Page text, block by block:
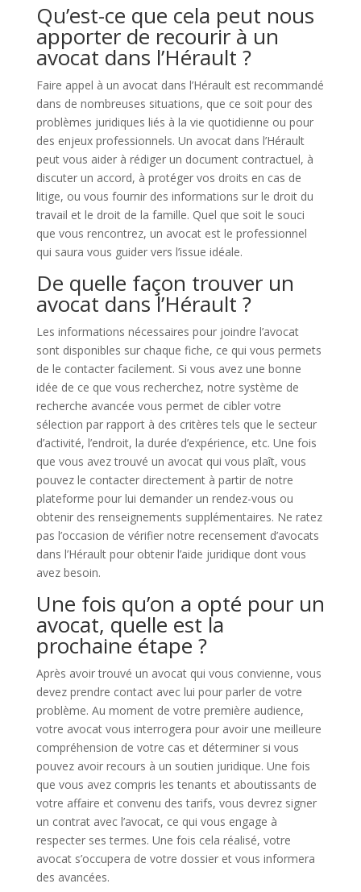
Qu’est-ce que cela peut nous
apporter de recourir à un
avocat dans l’Hérault ?
Faire appel à un avocat dans l’Hérault est recommandé
dans de nombreuses situations, que ce soit pour des
problèmes juridiques liés à la vie quotidienne ou pour
des enjeux professionnels. Un avocat dans l’Hérault
peut vous aider à rédiger un document contractuel, à
discuter un accord, à protéger vos droits en cas de
litige, ou vous fournir des informations sur le droit du
travail et le droit de la famille. Quel que soit le souci
que vous rencontrez, un avocat est le professionnel
qui saura vous guider vers l’issue idéale.
De quelle façon trouver un
avocat dans l’Hérault ?
Les informations nécessaires pour joindre l’avocat
sont disponibles sur chaque fiche, ce qui vous permets
de le contacter facilement. Si vous avez une bonne
idée de ce que vous recherchez, notre système de
recherche avancée vous permet de cibler votre
sélection par rapport à des critères tels que le secteur
d’activité, l’endroit, la durée d’expérience, etc. Une fois
que vous avez trouvé un avocat qui vous plaît, vous
pouvez le contacter directement à partir de notre
plateforme pour lui demander un rendez-vous ou
obtenir des renseignements supplémentaires. Ne ratez
pas l’occasion de vérifier notre recensement d’avocats
dans l’Hérault pour obtenir l’aide juridique dont vous
avez besoin.
Une fois qu’on a opté pour un
avocat, quelle est la
prochaine étape ?
Après avoir trouvé un avocat qui vous convienne, vous
devez prendre contact avec lui pour parler de votre
problème. Au moment de votre première audience,
votre avocat vous interrogera pour avoir une meilleure
compréhension de votre cas et déterminer si vous
pouvez avoir recours à un soutien juridique. Une fois
que vous avez compris les tenants et aboutissants de
votre affaire et convenu des tarifs, vous devrez signer
un contrat avec l’avocat, ce qui vous engage à
respecter ses termes. Une fois cela réalisé, votre
avocat s’occupera de votre dossier et vous informera
des avancées.